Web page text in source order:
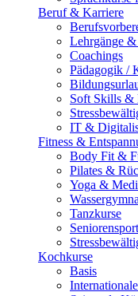
Beruf & Karriere
Lehrgänge
Coachings
Pädagogik /
Soft Skills &
IT &
Fitness &
Body Fit &
Pilates &
Yoga &
Tanzkurse
Seniorensport
Kochkurse
Basis